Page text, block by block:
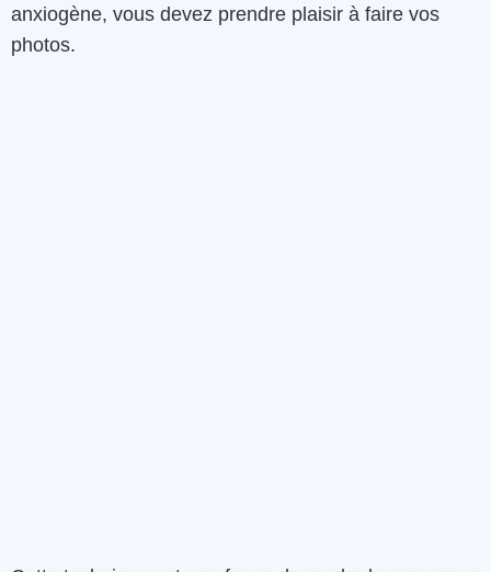
anxiogène, vous devez prendre plaisir à faire vos
photos.